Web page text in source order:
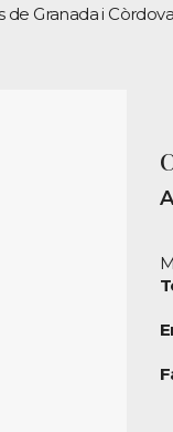
Granada i